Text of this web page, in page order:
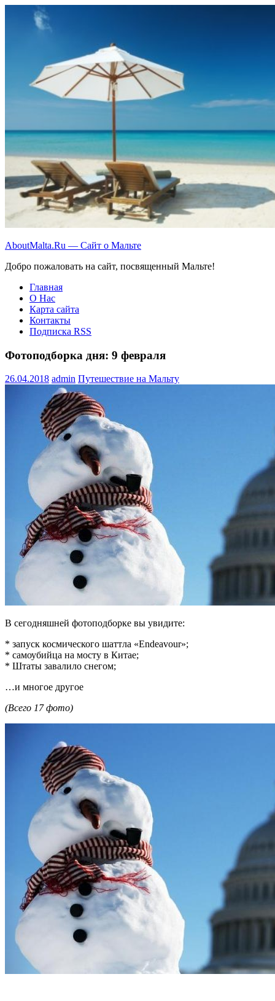
Перейти
содержимому
AboutMalta.Ru — Сайт о Мальте
Добро пожаловать на сайт, посвященный Мальте!
Главная
О Нас
Карта сайта
Контакты
Подписка RSS
Фотоподборка дня: 9 февраля
26.04.2018 admin Путешествие на Мальту
В сегодняшней фотоподборке вы увидите:
* запуск космического шаттла «Endeavour»;
* самоубийца на мосту в Китае;
* Штаты завалило снегом;
…и многое другое
(Всего 17 фото)